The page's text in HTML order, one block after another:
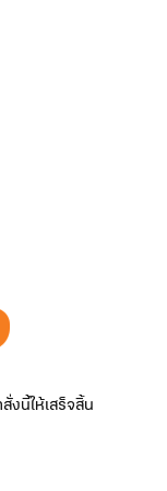
งนี้ให้เสร็จสิ้น